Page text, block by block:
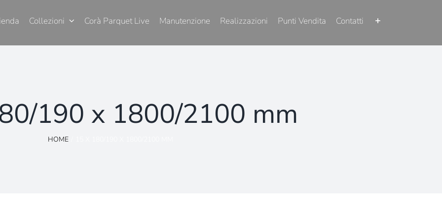
Collezioni Corà Parquet Live Manutenzione Realizzazioni Punti Vendita Contatti
190 x 1800/2100 mm
HOME